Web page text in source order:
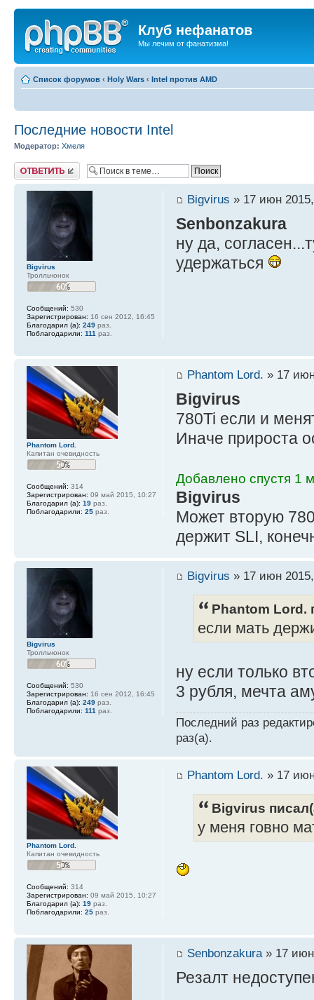
Клуб нефанатов
Мы лечим от фанатизма!
Список форумов ‹ Holy Wars ‹ Intel против AMD
Последние новости Intel
Модератор: Хмеля
Ответить
Bigvirus » 17 июн
Senbonzakura
ну да,
удержаться
Bigvirus
Тролльчонок
Сообщений: 530
Зарегистрирован: 16 сен 2012, 16:45
Благодарил (а): 249 раз.
Поблагодарили: 111 раз.
Phantom Lord. » 17
Bigvirus
780Ti если и
Иначе прироста
Добавлено спустя 1
Bigvirus
Может вторую
держит SLI,
Phantom Lord.
Капитан очевидность
Сообщений: 314
Зарегистрирован: 09 май 2015, 10:27
Благодарил (а): 19 раз.
Поблагодарили: 25 раз.
Bigvirus » 17 июн
Phantom Lord.
если мать
ну если только
3 рубля, мечта
Последний раз
раз(а).
Bigvirus
Тролльчонок
Сообщений: 530
Зарегистрирован: 16 сен 2012, 16:45
Благодарил (а): 249 раз.
Поблагодарили: 111 раз.
Phantom Lord. » 17
Bigvirus
у меня говно
Phantom Lord.
Капитан очевидность
Сообщений: 314
Зарегистрирован: 09 май 2015, 10:27
Благодарил (а): 19 раз.
Поблагодарили: 25 раз.
Senbonzakura» 17 июн
Резалт